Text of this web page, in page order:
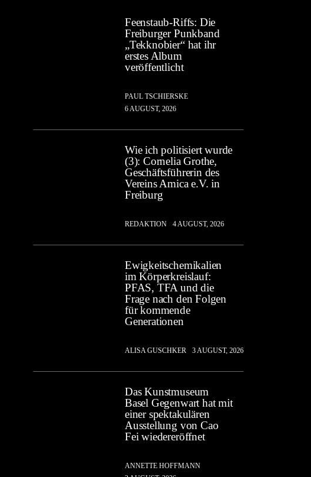
Feenstaub-Riffs: Die
Freiburger Punkband
„Tekknobier“ hat ihr
erstes Album
veröffentlicht
PAUL TSCHIERSKE
6 AUGUST, 2026
Wie ich politisiert wurde
(3): Cornelia Grothe,
Geschäftsführerin des
Vereins Amica e.V. in
Freiburg
REDAKTION 4 AUGUST, 2026
Ewigkeitschemikalien
im Körperkreislauf:
PFAS, TFA und die
Frage nach den Folgen
für kommende
Generationen
ALISA GUSCHKER 3 AUGUST, 2026
Das Kunstmuseum
Basel Gegenwart hat mit
einer spektakulären
Ausstellung von Cao
Fei wiedereröffnet
ANNETTE HOFFMANN